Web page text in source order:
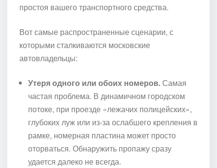
простоя вашего транспортного средства.
Вот самые распространенные сценарии, с
которыми сталкиваются московские
автовладельцы:
Утеря одного или обоих номеров. Самая
частая проблема. В динамичном городском
потоке, при проезде «лежачих полицейских»,
глубоких луж или из-за ослабшего крепления в
рамке, номерная пластина может просто
оторваться. Обнаружить пропажу сразу
удается далеко не всегда.